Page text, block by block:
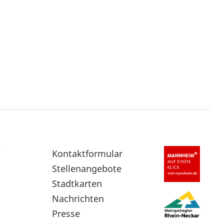
Sekundärnavigation
im
Fußbereich
Kontaktformular
Stellenangebote
Stadtkarten
Nachrichten
Presse